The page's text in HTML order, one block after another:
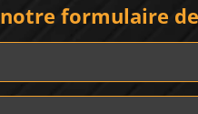
notre formulaire